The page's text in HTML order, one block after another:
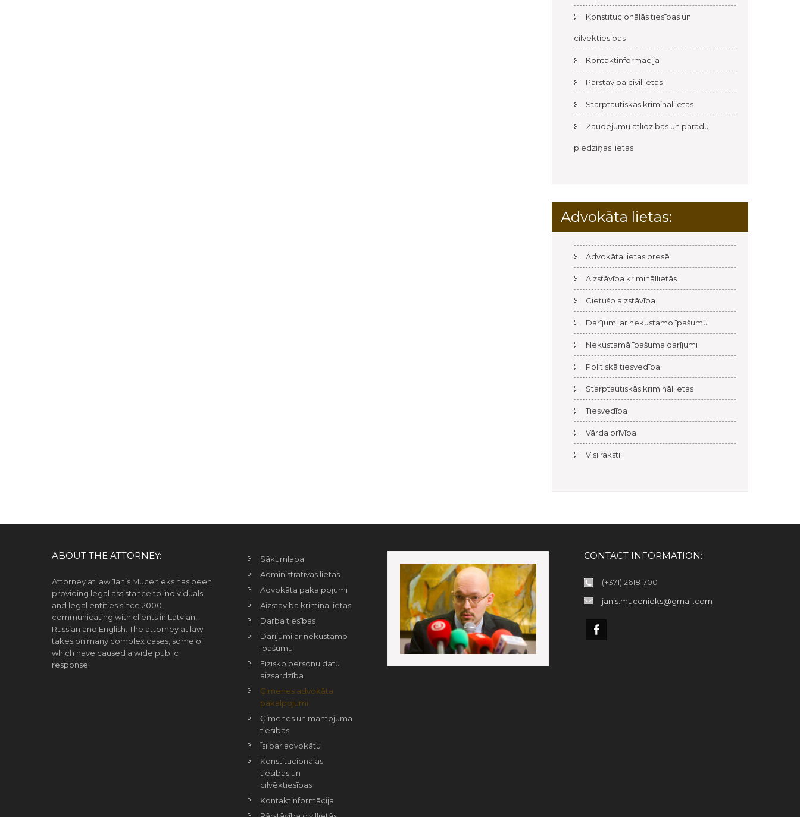
Konstitucionālās tiesības un
cilvēktiesības
Kontaktinformācija
Pārstāvība civillietās
Starptautiskās krimināllietas
Zaudējumu atlīdzības un parādu
piedziņas lietas
Advokāta lietas:
Advokāta lietas presē
Aizstāvība krimināllietās
Cietušo aizstāvība
Darījumi ar nekustamo īpašumu
Nekustamā īpašuma darījumi
Politiskā tiesvedība
Starptautiskās krimināllietas
Tiesvedība
Vārda brīvība
Visi raksti
ABOUT THE ATTORNEY:
Attorney at law Janis Mucenieks has been
providing legal assistance to individuals
and legal entities since 2000,
communicating with clients in Latvian,
Russian and English. The attorney at law
takes on many complex cases, some of
which have caused a wide public
response.
Sākumlapa
Administratīvās lietas
Advokāta pakalpojumi
Aizstāvība krimināllietās
Darba tiesības
Darījumi ar nekustamo
īpašumu
Fizisko personu datu
aizsardzība
Ģimenes advokāta
pakalpojumi
Ģimenes un mantojuma
tiesības
Īsi par advokātu
Konstitucionālās
tiesības un
cilvēktiesības
Kontaktinformācija
CONTACT INFORMATION:
(+371) 26181700
janis.mucenieks@gmail.com